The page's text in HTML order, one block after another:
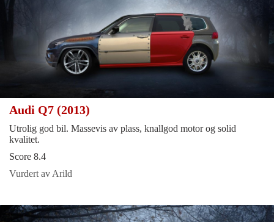
Audi Q7 (2013)
Utrolig god bil. Massevis av plass, knallgod motor og solid
kvalitet.
Score 8.4
Vurdert av Arild